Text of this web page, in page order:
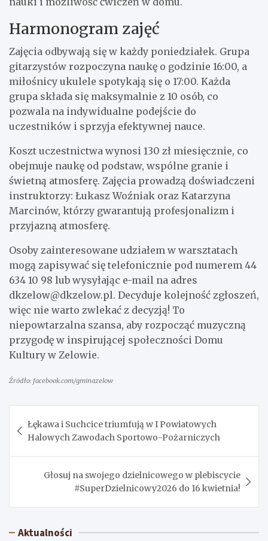
Harmonogram zajęć
Zajęcia odbywają się w każdy poniedziałek. Grupa
gitarzystów rozpoczyna naukę o godzinie 16:00, a
miłośnicy ukulele spotykają się o 17:00. Każda
grupa składa się maksymalnie z 10 osób, co
pozwala na indywidualne podejście do
uczestników i sprzyja efektywnej nauce.
Koszt uczestnictwa wynosi 130 zł miesięcznie, co
obejmuje naukę od podstaw, wspólne granie i
świetną atmosferę. Zajęcia prowadzą doświadczeni
instruktorzy: Łukasz Woźniak oraz Katarzyna
Marcinów, którzy gwarantują profesjonalizm i
przyjazną atmosferę.
Osoby zainteresowane udziałem w warsztatach
mogą zapisywać się telefonicznie pod numerem 44
634 10 98 lub wysyłając e-mail na adres
dkzelow@dkzelow.pl. Decyduje kolejność zgłoszeń,
więc nie warto zwlekać z decyzją! To
niepowtarzalna szansa, aby rozpocząć muzyczną
przygodę w inspirującej społeczności Domu
Kultury w Zelowie.
Źródło: facebook.com/gminazelow
wpisu
Łękawa i Suchcice triumfują w I Powiatowych
Halowych Zawodach Sportowo-Pożarniczych
Głosuj na swojego dzielnicowego w plebiscycie
#SuperDzielnicowy2026 do 16 kwietnia!
Aktualności